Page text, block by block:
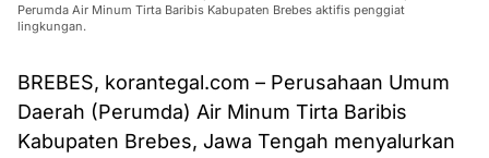
Perumda Air Minum Tirta Baribis Kabupaten Brebes aktifis penggiat
lingkungan.
BREBES, korantegal.com – Perusahaan Umum
Daerah (Perumda) Air Minum Tirta Baribis
Kabupaten Brebes, Jawa Tengah menyalurkan